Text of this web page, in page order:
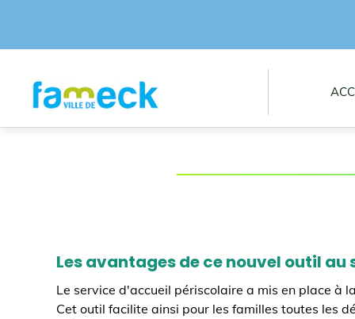
Les avantages de ce nouvel outil
Le service d'accueil périscolaire a mis en place
Cet outil facilite ainsi pour les familles toutes les